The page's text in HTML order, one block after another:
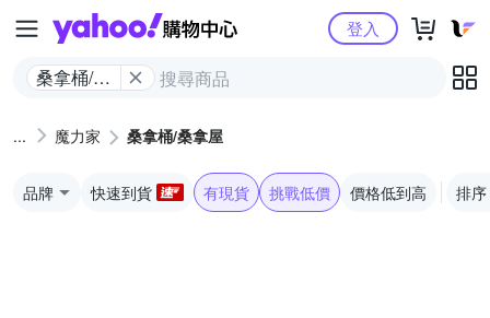
Yahoo購物中心
桑拿桶/桑
登入
魔力家 桑拿桶/桑拿屋
品牌 快速到貨 有現貨 挑戰低價 價格低到高 排序